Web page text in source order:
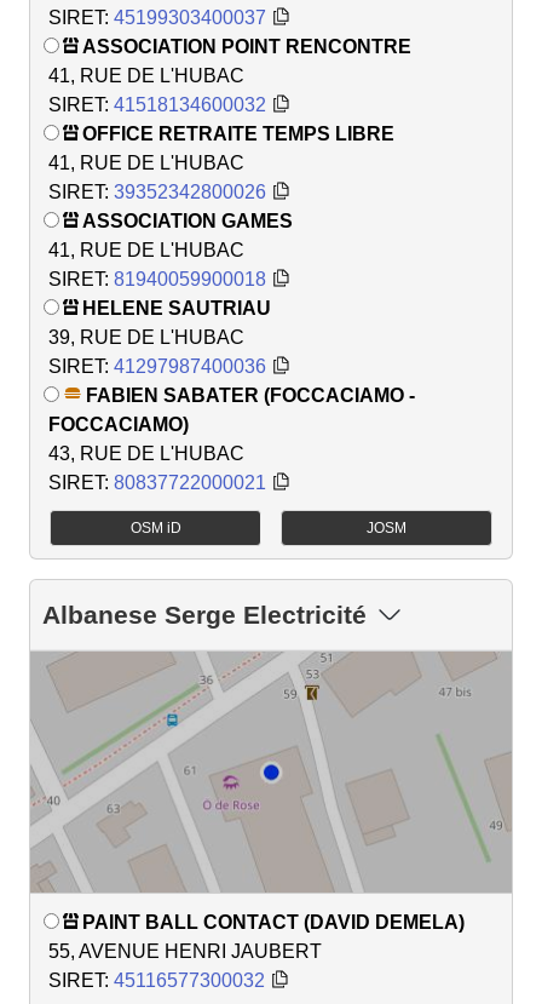
SIRET: 45199303400037
ASSOCIATION POINT RENCONTRE
41, RUE DE L'HUBAC
SIRET: 41518134600032
OFFICE RETRAITE TEMPS LIBRE
41, RUE DE L'HUBAC
SIRET: 39352342800026
ASSOCIATION GAMES
41, RUE DE L'HUBAC
SIRET: 81940059900018
HELENE SAUTRIAU
39, RUE DE L'HUBAC
SIRET: 41297987400036
FABIEN SABATER (FOCCACIAMO -
FOCCACIAMO)
43, RUE DE L'HUBAC
SIRET: 80837722000021
OSM iD JOSM
Albanese Serge Electricité
PAINT BALL CONTACT (DAVID DEMELA)
55, AVENUE HENRI JAUBERT
SIRET: 45116577300032